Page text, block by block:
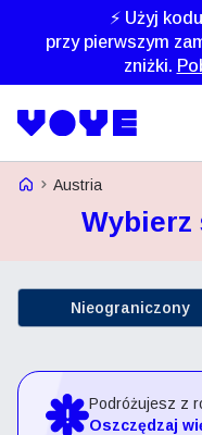
⚡ Użyj
przy pierwszym
zniżki.
Strona główna Voye
Austria
Wybierz
Nieograniczony
Podróżujesz z
Oszczędzaj